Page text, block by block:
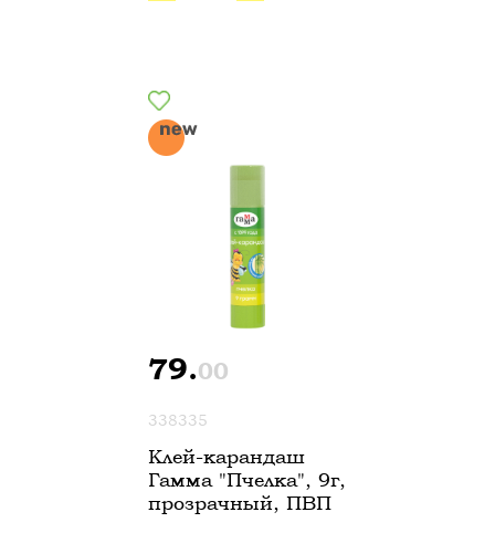
79.00
338335
Клей-карандаш
Гамма "Пчелка", 9г,
прозрачный, ПВП